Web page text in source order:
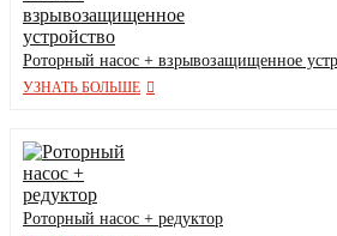
Роторный насос + взрывозащищенное
УЗНАТЬ БОЛЬШЕ
Роторный насос + редуктор